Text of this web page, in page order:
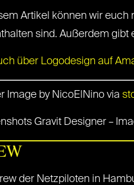
Artikel können wir
sind. Außerdem gibt
über Logodesign auf
Image by NicoElNino via
Gravit Designer –
der Netzpiloten in